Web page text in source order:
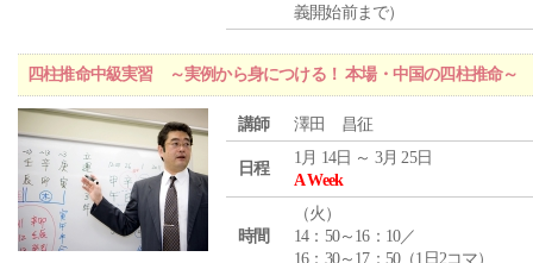
義開始前まで）
四柱推命中級実習 ～実例から身につける！ 本場・中国の四柱推命～
講師 澤田 昌征
日程
1月 14日 ～ 3月 25日
A Week
時間
（火 ）
14：50～16：10／
16：30～17：50（1日2コマ）